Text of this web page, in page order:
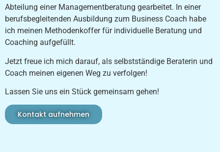
Abteilung einer Managementberatung gearbeitet. In einer
berufsbegleitenden Ausbildung zum Business Coach habe
ich meinen Methodenkoffer für individuelle Beratung und
Coaching aufgefüllt.
Jetzt freue ich mich darauf, als selbstständige Beraterin und
Coach meinen eigenen Weg zu verfolgen!
Lassen Sie uns ein Stück gemeinsam gehen!
Kontakt aufnehmen